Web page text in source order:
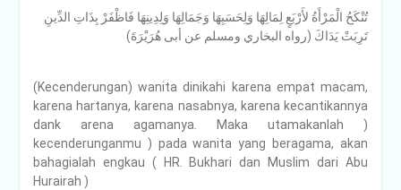
تُنْكَحُ الْمَرْأَةُ لأَرْبَعٍ لِمَالِهَا وَلِحَسَبِهَا وَجَمَالِهَا وَلِدِينِهَا فَاظْفَرْ بِذَاتِ الدِّينِ
تَرِبَتْ يَدَاكَ (رواه البخاري ومسلم عن أبى هُرَيْرَةَ)
(Kecenderungan) wanita dinikahi karena empat macam,
karena hartanya, karena nasabnya, karena kecantikannya
dank arena agamanya. Maka utamakanlah )
kecenderunganmu ) pada wanita yang beragama, akan
bahagialah engkau ( HR. Bukhari dan Muslim dari Abu
Hurairah )